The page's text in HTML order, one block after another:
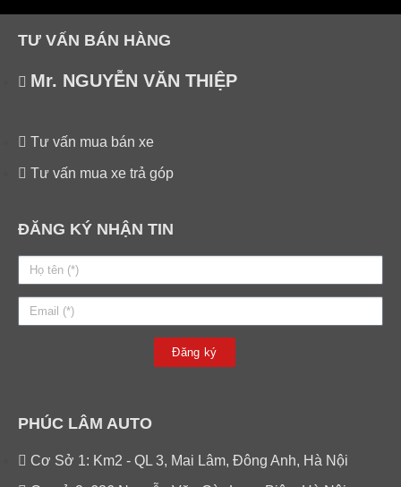
TƯ VẤN BÁN HÀNG
Mr. NGUYỄN VĂN THIỆP
Tư vấn mua bán xe
Tư vấn mua xe trả góp
ĐĂNG KÝ NHẬN TIN
Đăng ký
PHÚC LÂM AUTO
Cơ Sở 1: Km2 - QL 3, Mai Lâm, Đông Anh, Hà Nội